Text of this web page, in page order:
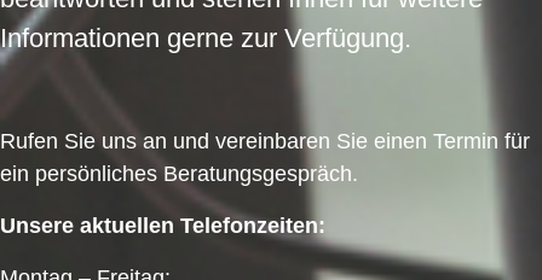
Informationen gerne zur Verfügung.
Rufen Sie uns an und vereinbaren Sie einen Termin für
ein persönliches Beratungsgespräch.
Unsere aktuellen Telefonzeiten: